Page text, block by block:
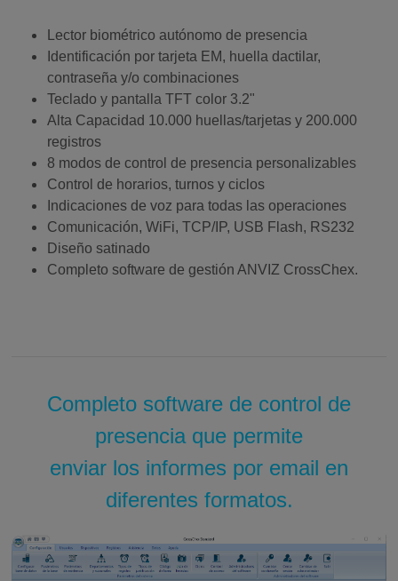
Lector biométrico autónomo de presencia
Identificación por tarjeta EM, huella dactilar,
contraseña y/o combinaciones
Teclado y pantalla TFT color 3.2"
Alta Capacidad 10.000 huellas/tarjetas y 200.000
registros
8 modos de control de presencia personalizables
Control de horarios, turnos y ciclos
Indicaciones de voz para todas las operaciones
Comunicación, WiFi, TCP/IP, USB Flash, RS232
Diseño satinado
Completo software de gestión ANVIZ CrossChex.
Completo software de control de
presencia que permite
enviar los informes por email en
diferentes formatos.